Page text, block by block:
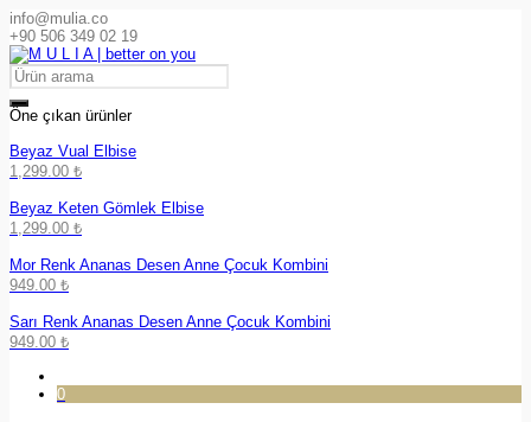
info@mulia.co
+90 506 349 02 19
Öne çıkan ürünler
Beyaz Vual Elbise
1,299.00 ₺
Beyaz Keten Gömlek Elbise
1,299.00 ₺
Mor Renk Ananas Desen Anne Çocuk Kombini
949.00 ₺
Sarı Renk Ananas Desen Anne Çocuk Kombini
949.00 ₺
0